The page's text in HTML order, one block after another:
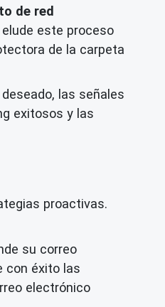
de red
este proceso
de la carpeta
las señales
exitosos y las
proactivas.
su correo
con éxito las
electrónico